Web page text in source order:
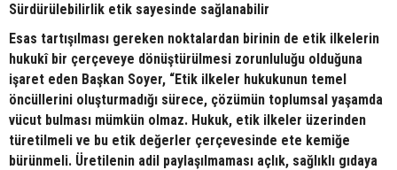
Sürdürülebilirlik etik sayesinde sağlanabilir
Esas tartışılması gereken noktalardan birinin de etik ilkelerin
hukukî bir çerçeveye dönüştürülmesi zorunluluğu olduğuna
işaret eden Başkan Soyer, “Etik ilkeler hukukunun temel
öncüllerini oluşturmadığı sürece, çözümün toplumsal yaşamda
vücut bulması mümkün olmaz. Hukuk, etik ilkeler üzerinden
türetilmeli ve bu etik değerler çerçevesinde ete kemiğe
bürünmeli. Üretilenin adil paylaşılmaması açlık, sağlıklı gıdaya